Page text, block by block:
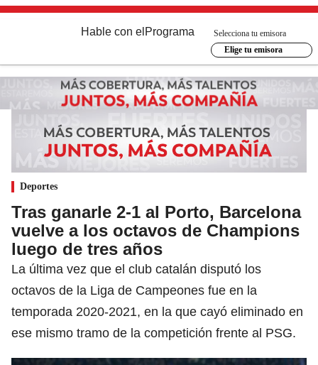
Hable con el Programa
Selecciona tu emisora
Elige tu emisora
Deportes
Tras ganarle 2-1 al Porto, Barcelona
vuelve a los octavos de Champions
luego de tres años
La última vez que el club catalán disputó los
octavos de la Liga de Campeones fue en la
temporada 2020-2021, en la que cayó eliminado en
ese mismo tramo de la competición frente al PSG.